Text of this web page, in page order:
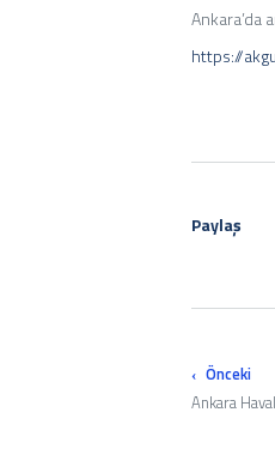
Ankara’da
https://
Paylaş
Önceki
Ankara